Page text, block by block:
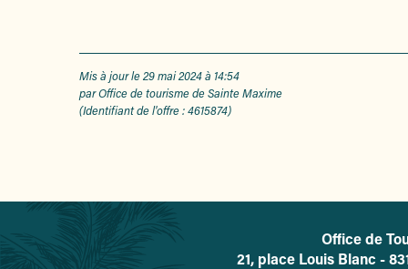
Mis à jour le 29 mai 2024 à 14:54
par Office de tourisme de Sainte Maxime
(Identifiant de l'offre :4615874)
Office de
21, place Louis Blanc -